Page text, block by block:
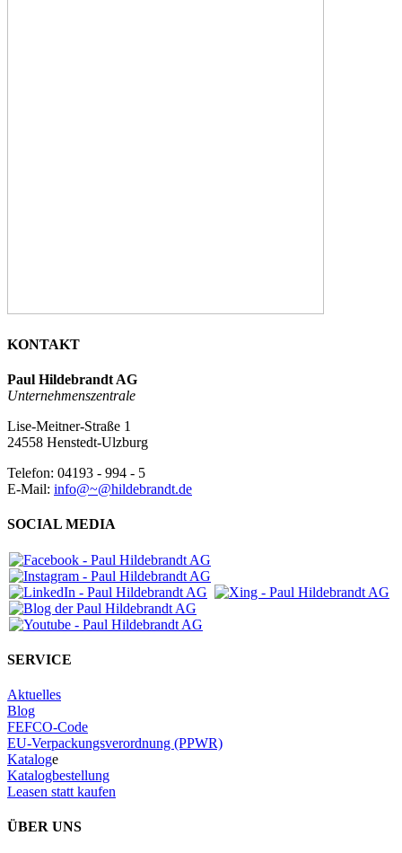
KONTAKT
Paul Hildebrandt AG
Unternehmenszentrale
Lise-Meitner-Straße 1
24558 Henstedt-Ulzburg
Telefon: 04193 - 994 - 5
E-Mail: info@~@hildebrandt.de
SOCIAL MEDIA
SERVICE
Aktuelles
Blog
FEFCO-Code
EU-Verpackungsverordnung (PPWR)
Kataloge
Katalogbestellung
Leasen statt kaufen
ÜBER UNS